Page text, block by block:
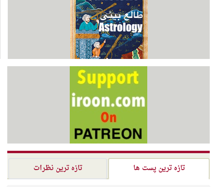
تازه ترین پست ها
تازه ترین نظرات